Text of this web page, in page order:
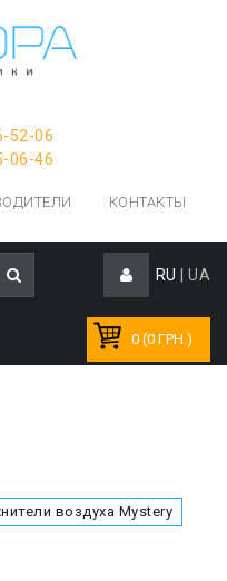
52-06
06-46
КОНТАКТЫ
RU UA
0 (0 ГРН.)
воздуха Mystery